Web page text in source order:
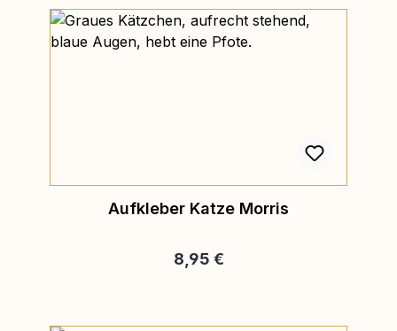
Aufkleber Katze Morris
Regulärer Preis:
8,95 €